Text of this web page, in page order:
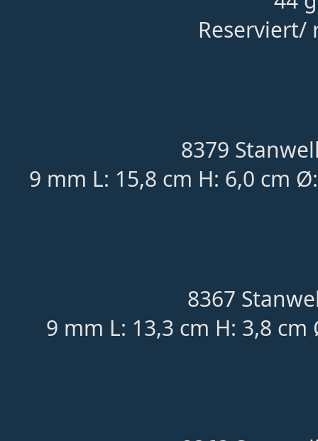
Reserviert/
8379
9 mm L: 15,8 cm H: 6,0 cm
8367
9 mm L: 13,3 cm H: 3,8